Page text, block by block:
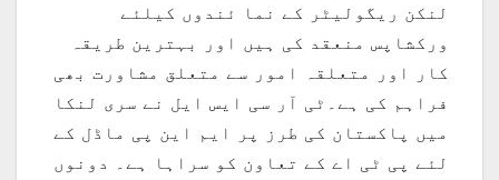
لنکن ریگولیٹر کے نما ئندوں کیلئے
ورکشاپس منعقد کی ہیں اور بہترین طریقہ
کار اور متعلقہ امور سے متعلق مشاورت بھی
فراہم کی ہے۔ٹی آر سی ایس ایل نے سری لنکا
میں پاکستان کی طرز پر ایم این پی ماڈل کے
لئے پی ٹی اے کے تعاون کو سراہا ہے۔ دونوں